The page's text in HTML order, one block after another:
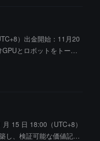
）出金開始：11月20
とロボットをトーク
15 日 18:00（UTC+8）
し、検証可能な価値記録